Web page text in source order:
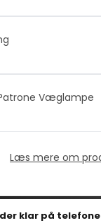
Væglampe
Læs mere om
klar på